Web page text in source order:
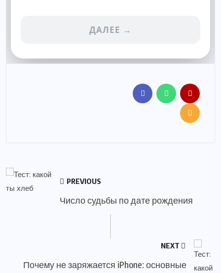
ДАЛЕЕ →
PREVIOUS
Число судьбы по дате рождения
NEXT
Почему не заряжается iPhone: основные